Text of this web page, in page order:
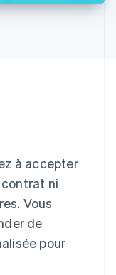
à accepter
ni
Vous
de
pour